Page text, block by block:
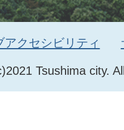
Tsushima city.
アクセシビリティ